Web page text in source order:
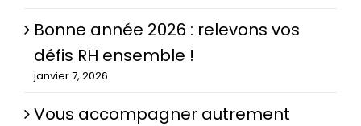
Bonne année 2026 : relevons vos
défis RH ensemble !
janvier 7, 2026
Vous accompagner autrement